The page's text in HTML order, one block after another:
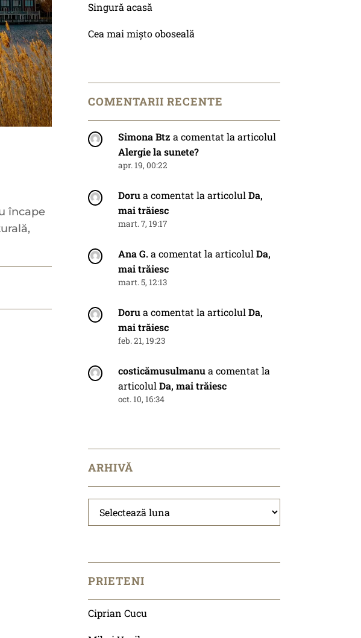
încape
Singură acasă
Cea mai mișto oboseală
COMENTARII RECENTE
Simona Btz a comentat la articolul
Alergie la sunete?
apr. 19, 00:22
Dorua comentat la articolulDa,
mai trăiesc
mart. 7, 19:17
Ana G.a comentat la articolulDa,
mai trăiesc
mart. 5, 12:13
Dorua comentat la articolulDa,
mai trăiesc
feb. 21, 19:23
costicămusulmanua comentat la
articolulDa, mai trăiesc
oct. 10, 16:34
ARHIVĂ
Arhivă
PRIETENI
Ciprian Cucu